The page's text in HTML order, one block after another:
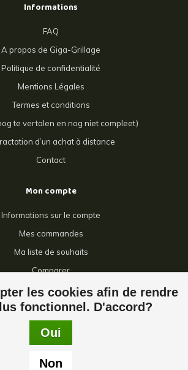
les cookies afin de rendre
fonctionnel. D'accord?
Oui
Non
Informations
FAQ
A propos de Giga-Grillage
Politique de confidentialité
Mentions Légales
Termes et conditions
te vertalen en nog niet compleet)
d’un achat à distance
Contact
Mon compte
Informations sur le compte
Mes commandes
Ma liste de souhaits
Comparer
Tous les produits
Dyvelopment